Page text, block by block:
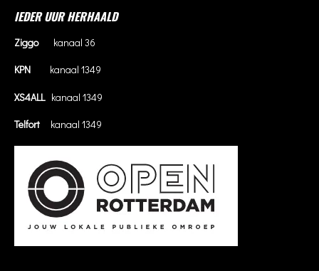
IEDER UUR HERHAALD
Ziggokanaal 36
KPN kanaal 1349
XS4ALLkanaal 1349
Telfort kanaal 1349